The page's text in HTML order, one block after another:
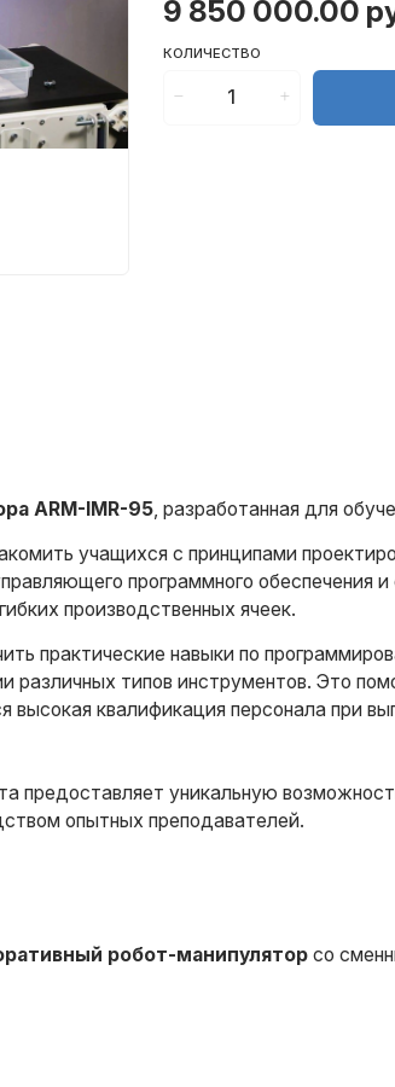
9 850 000.00
КОЛИЧЕСТВО
ARM-IMR-95, разработанная для
учащихся с принципами
программного обеспечения
производственных ячеек.
практические навыки по
различных типов инструментов. Это
высокая квалификация персонала при
предоставляет уникальную
опытных преподавателей.
робот-манипулятор со